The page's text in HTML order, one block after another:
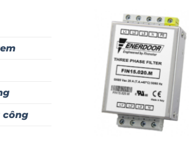
công